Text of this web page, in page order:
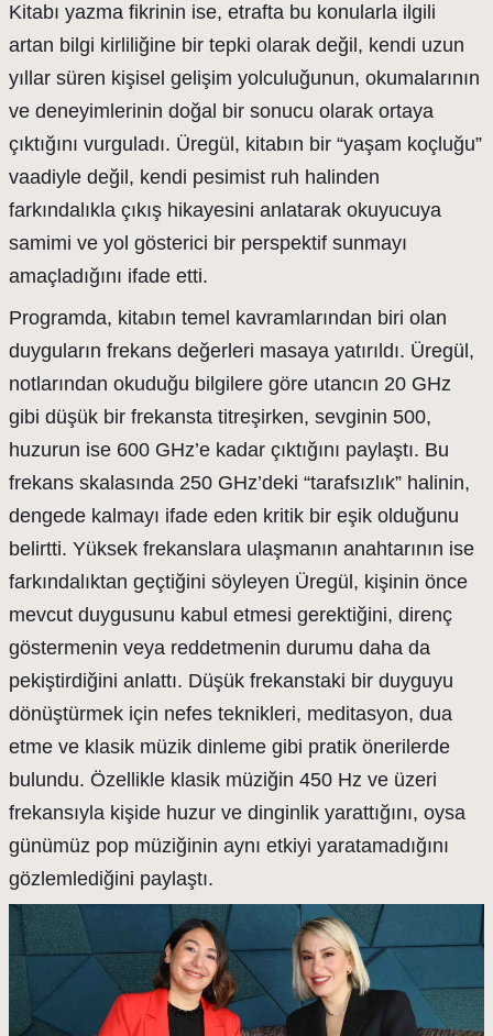
Kitabı yazma fikrinin ise, etrafta bu konularla ilgili
artan bilgi kirliliğine bir tepki olarak değil, kendi uzun
yıllar süren kişisel gelişim yolculuğunun, okumalarının
ve deneyimlerinin doğal bir sonucu olarak ortaya
çıktığını vurguladı. Üregül, kitabın bir “yaşam koçluğu”
vaadiyle değil, kendi pesimist ruh halinden
farkındalıkla çıkış hikayesini anlatarak okuyucuya
samimi ve yol gösterici bir perspektif sunmayı
amaçladığını ifade etti.
Programda, kitabın temel kavramlarından biri olan
duyguların frekans değerleri masaya yatırıldı. Üregül,
notlarından okuduğu bilgilere göre utancın 20 GHz
gibi düşük bir frekansta titreşirken, sevginin 500,
huzurun ise 600 GHz’e kadar çıktığını paylaştı. Bu
frekans skalasında 250 GHz’deki “tarafsızlık” halinin,
dengede kalmayı ifade eden kritik bir eşik olduğunu
belirtti. Yüksek frekanslara ulaşmanın anahtarının ise
farkındalıktan geçtiğini söyleyen Üregül, kişinin önce
mevcut duygusunu kabul etmesi gerektiğini, direnç
göstermenin veya reddetmenin durumu daha da
pekiştirdiğini anlattı. Düşük frekanstaki bir duyguyu
dönüştürmek için nefes teknikleri, meditasyon, dua
etme ve klasik müzik dinleme gibi pratik önerilerde
bulundu. Özellikle klasik müziğin 450 Hz ve üzeri
frekansıyla kişide huzur ve dinginlik yarattığını, oysa
günümüz pop müziğinin aynı etkiyi yaratamadığını
gözlemlediğini paylaştı.